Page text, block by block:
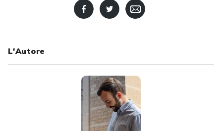
L'Autore